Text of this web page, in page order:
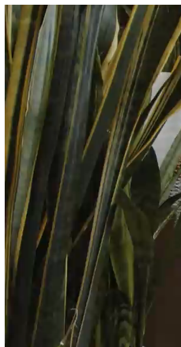
היום לומדים
מצאו מורה
הצטרפות מורים פרטיים
שירות לקוחות
משרות פתוחות
התחברות
כל הזכויות שמורות 2026 © Lessoons
חיפוש
המורים הטובים
מצאו מורה עכשיו לימוד / עיר מהרשימה שבשדה החיפוש